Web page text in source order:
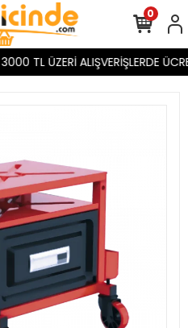
3000 TL ÜZERİ ALIŞVERİŞLERDE
0